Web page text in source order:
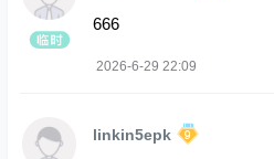
666
2026-6-29 22:09
linkin5epk